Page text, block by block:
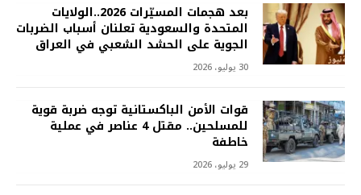
بعد هجمات المسيّرات 2026..الولايات
المتحدة والسعودية تعلنان أسباب الضربات
الجوية على الحشد الشعبي في العراق
30 يوليو، 2026
قوات الأمن الباكستانية توجه ضربة قوية
للمسلحين.. مقتل 4 عناصر في عملية
خاطفة
29 يوليو، 2026